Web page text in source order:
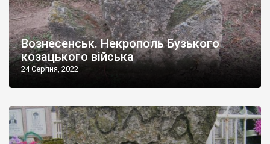
Вознесенськ. Некрополь Бузького
козацького війська
24 Серпня, 2022